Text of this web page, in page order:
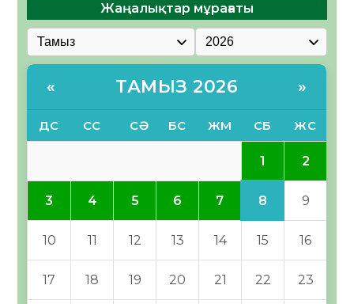
Жаңалықтар мұрағаты
« ТАМЫЗ 2026 »
ДС СС СӘ БС ЖМ СБ ЖС
1 2
3 4 5 6 7 8 9
10 11 12 13 14 15 16
17 18 19 20 21 22 23